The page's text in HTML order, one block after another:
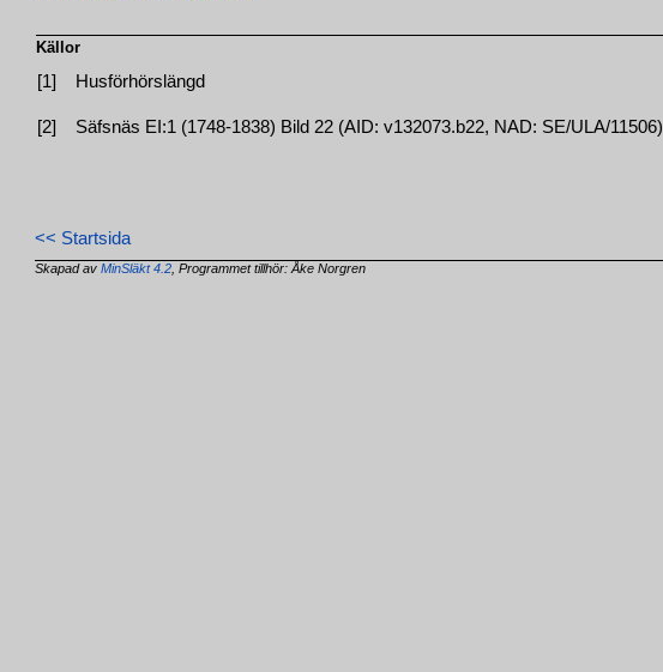
Källor
[1] Husförhörslängd
[2] Säfsnäs EI:1 (1748-1838) Bild 22 (AID: v132073.b22, NAD: SE/ULA/11506)
<< Startsida
Skapad avMinSläkt 4.2 , Programmet tillhör: Åke Norgren